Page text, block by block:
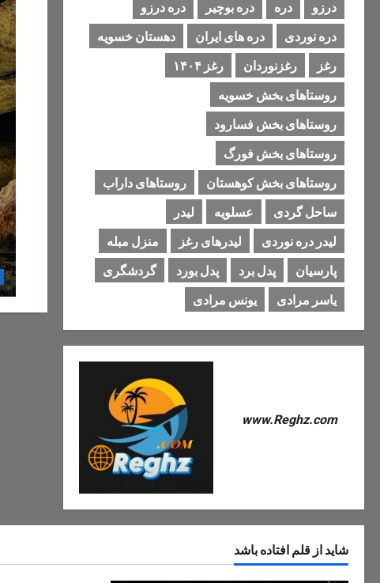
درزو
دره دره بوچیر
دره درزو
دره نوردی
دره های ایران
دهستان خسویه
رغز
رغزنوردان
رغز ۱۴۰۴
روستاهای بخش خسویه
روستاهای بخش فسارود
روستاهای بخش فورگ
روستاهای بخش کوهستان
روستاهای داراب
ساحل گردی
عسلویه
لیدر
لیدر دره نوردی
لیدرهای رغز
منزل مبله
پارسیان
پدل برد پدل بورد
گردشگری
یاسر مرادی
یونس مرادی
www.Reghz.com
شاید از قلم افتاده باشد